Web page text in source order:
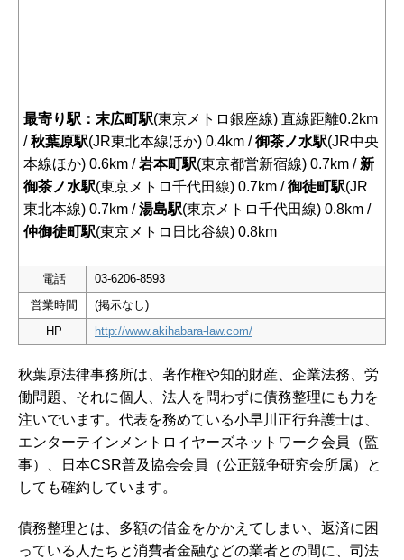
最寄り駅：末広町駅(東京メトロ銀座線) 直線距離0.2km
/秋葉原駅(JR東北本線ほか) 0.4km /御茶ノ水駅(JR中央
本線ほか) 0.6km /岩本町駅(東京都営新宿線) 0.7km / 新
御茶ノ水駅(東京メトロ千代田線) 0.7km /御徒町駅(JR
東北本線) 0.7km /湯島駅(東京メトロ千代田線) 0.8km /
仲御徒町駅(東京メトロ日比谷線) 0.8km
電話
03-6206-8593
営業時間
(掲示なし)
HP
http://www.akihabara-law.com/
秋葉原法律事務所は、著作権や知的財産、企業法務、労
働問題、それに個人、法人を問わずに債務整理にも力を
注いでいます。代表を務めている小早川正行弁護士は、
エンターテインメントロイヤーズネットワーク会員（監
事）、日本CSR普及協会会員（公正競争研究会所属）と
しても確約しています。
債務整理とは、多額の借金をかかえてしまい、返済に困
っている人たちと消費者金融などの業者との間に、司法